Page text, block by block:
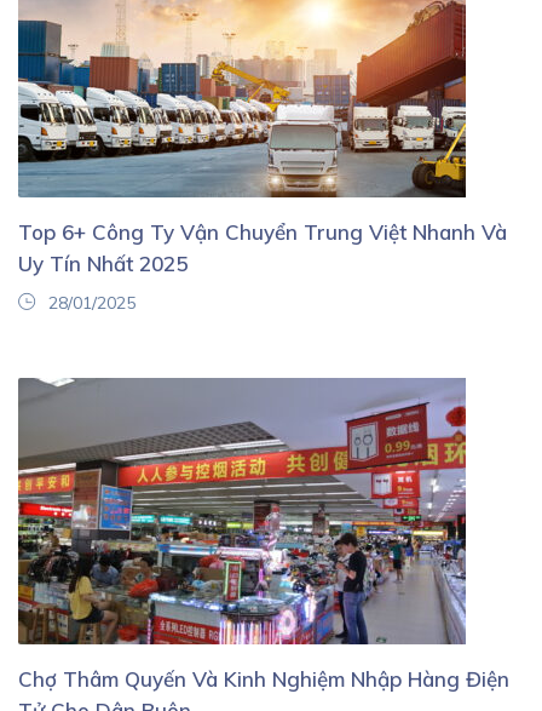
Top 6+ Công Ty Vận Chuyển Trung Việt Nhanh Và
Uy Tín Nhất 2025
28/01/2025
Chợ Thâm Quyến Và Kinh Nghiệm Nhập Hàng Điện